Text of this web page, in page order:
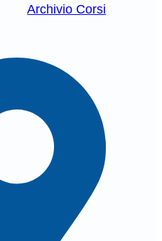
Archivio Corsi